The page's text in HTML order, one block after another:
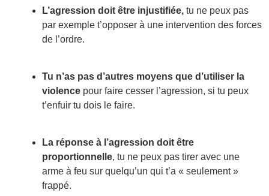
L’agression doit être injustifiée, tu ne peux pas
par exemple t’opposer à une intervention des forces
de l’ordre.
Tu n’as pas d’autres moyens que d’utiliser la
violence pour faire cesser l’agression, si tu peux
t’enfuir tu dois le faire.
La réponse à l’agression doit être
proportionnelle, tu ne peux pas tirer avec une
arme à feu sur quelqu’un qui t’a « seulement »
frappé.